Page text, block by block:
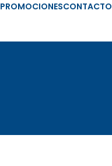
PROMOCIONESCONTACTO